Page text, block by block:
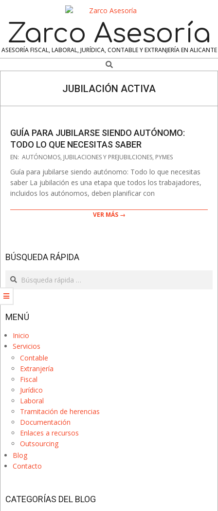
content
Zarco Asesoría
ASESORÍA FISCAL, LABORAL, JURÍDICA, CONTABLE Y EXTRANJERÍA EN ALICANTE
Search
JUBILACIÓN ACTIVA
GUÍA PARA JUBILARSE SIENDO AUTÓNOMO:
TODO LO QUE NECESITAS SABER
2025-
26
EN: AUTÓNOMOS, JUBILACIONES Y PREJUBILCIONES, PYMES
Guía para jubilarse siendo autónomo: Todo lo que necesitas
saber La jubilación es una etapa que todos los trabajadores,
incluidos los autónomos, deben planificar con
VER MÁS →
BÚSQUEDA RÁPIDA
Search
MENÚ
Inicio
Servicios
Contable
Extranjería
Fiscal
Jurídico
Laboral
Tramitación de herencias
Documentación
Enlaces a recursos
Outsourcing
Blog
Contacto
CATEGORÍAS DEL BLOG